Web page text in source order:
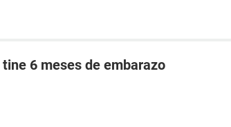
6 meses de embarazo